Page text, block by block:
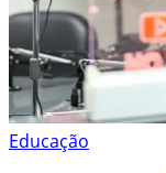
Educação